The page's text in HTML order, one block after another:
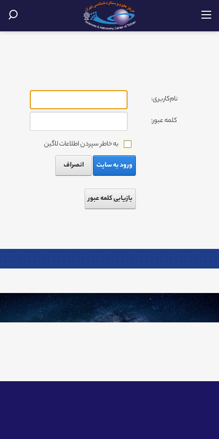
نام‌کاربری:
کلمه عبور:
به خاطر سپردن اطلاعات لاگین
ورود به سایت
انصراف
بازیابی کلمه عبور